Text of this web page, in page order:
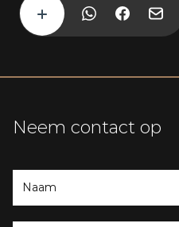
Neem contact op